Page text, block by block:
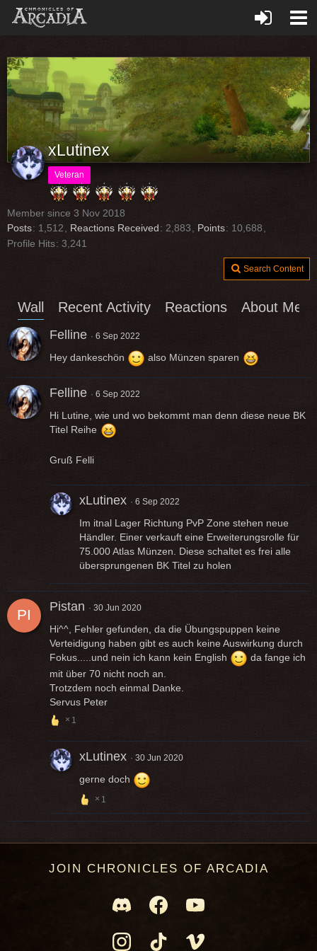
xLutinex
Veteran
Member since 3 Nov 2018
Posts
1,512 Reactions Received 2,883 Points
10,688
Profile Hits 3,241
Search Content
Wall Recent Activity Reactions About Me
Felline 6 Sep 2022
Hey dankeschön also Münzen sparen
Felline 6 Sep 2022
Hi Lutine, wie und wo bekommt man denn diese neue BK
Titel Reihe
Gruß Felli
xLutinex 6 Sep 2022
Im itnal Lager Richtung PvP Zone stehen neue
Händler. Einer verkauft eine Erweiterungsrolle für
75.000 Atlas Münzen. Diese schaltet es frei alle
übersprungenen BK Titel zu holen
Pistan 30 Jun 2020
Hi^^, Fehler gefunden, da die Übungspuppen keine
Verteidigung haben gibt es auch keine Auswirkung durch
Fokus.....und nein ich kann kein English
da fange ich
mit über 70 nicht noch an.
Trotzdem noch einmal Danke.
Servus Peter
1
xLutinex 30 Jun 2020
gerne doch
1
JOIN CHRONICLES OF ARCADIA